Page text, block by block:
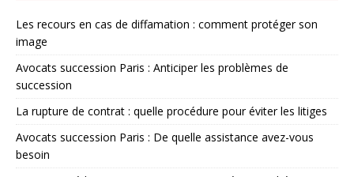
Les recours en cas de diffamation : comment protéger son
image
Avocats succession Paris : Anticiper les problèmes de
succession
La rupture de contrat : quelle procédure pour éviter les litiges
Avocats succession Paris : De quelle assistance avez-vous
besoin